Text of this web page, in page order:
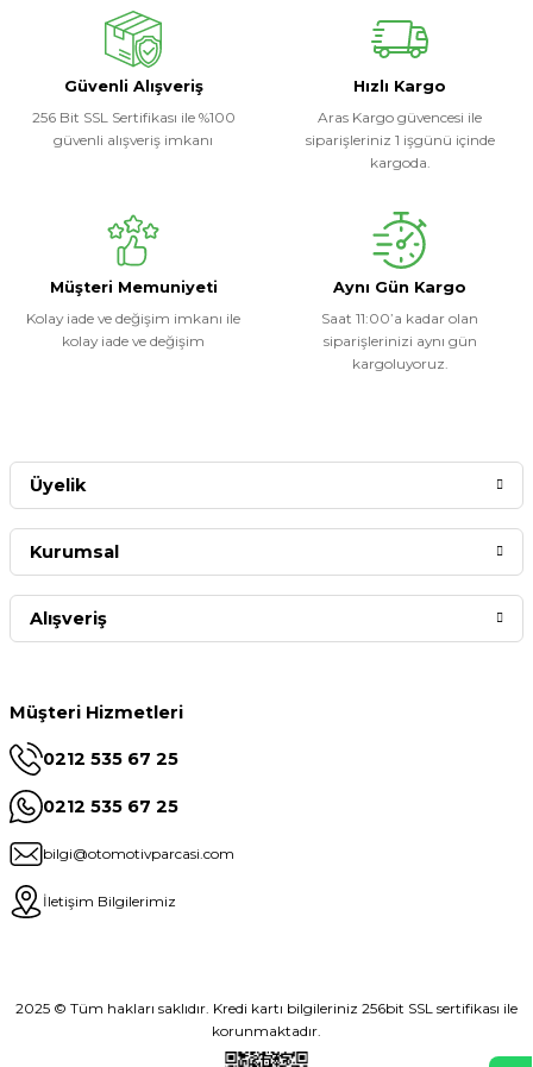
Güvenli Alışveriş
256 Bit SSL Sertifikası ile %100
güvenli alışveriş imkanı
Hızlı Kargo
Aras Kargo güvencesi ile
siparişleriniz 1 işgünü içinde
kargoda.
Müşteri Memuniyeti
Kolay iade ve değişim imkanı ile
kolay iade ve değişim
Aynı Gün Kargo
Saat 11:00’a kadar olan
siparişlerinizi aynı gün
kargoluyoruz.
Müşteri Hizmetleri
0212 535 67 25
0212 535 67 25
bilgi@otomotivparcasi.com
İletişim Bilgilerimiz
Üyelik
Kurumsal
Alışveriş
2025 © Tüm hakları saklıdır. Kredi kartı bilgileriniz 256bit SSL sertifikası ile
korunmaktadır.